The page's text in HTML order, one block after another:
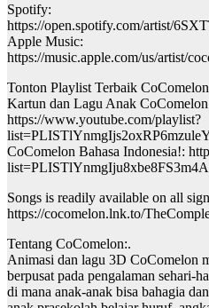
Spotify:
https://open.spotify.com/artist/
Apple Music:
https://music.apple.com/us/artist/
Tonton Playlist Terbaik
Kartun dan Lagu Anak
https://www.youtube.com/playlist?
CoComelon Bahasa Indonesia!:
Songs is readily available on all
https://cocomelon.lnk.to/
Tentang CoComelon:.
Animasi dan lagu 3D CoComelon
berpusat pada pengalaman sehari-
di mana anak-anak bisa bahagia